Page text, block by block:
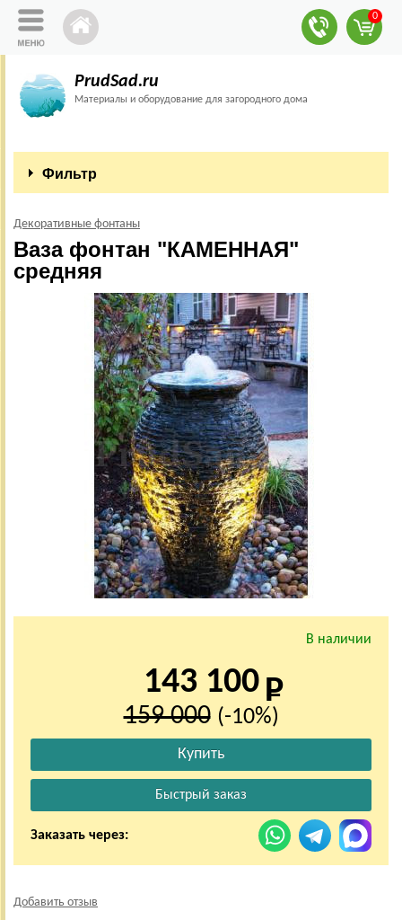
0
PrudSad.ru
Материалы и оборудование для загородного дома
Фильтр
Декоративные фонтаны
Ваза фонтан "КАМЕННАЯ"
средняя
В наличии
143 100
159 000 (-10%)
Заказать через:
Добавить отзыв